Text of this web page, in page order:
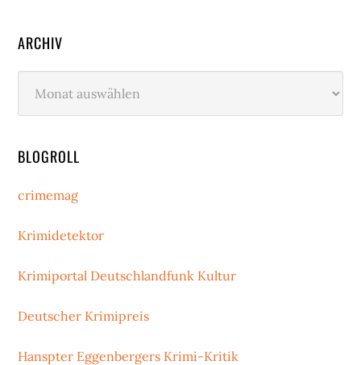
ARCHIV
BLOGROLL
crimemag
Krimidetektor
Krimiportal Deutschlandfunk Kultur
Deutscher Krimipreis
Hanspter Eggenbergers Krimi-Kritik